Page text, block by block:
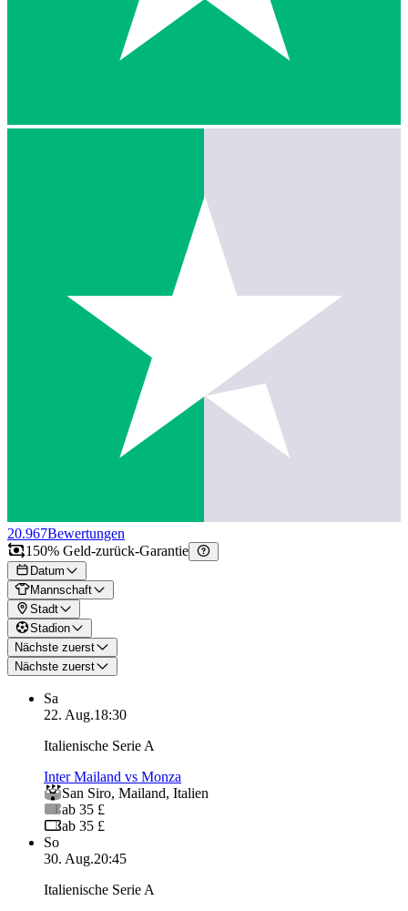
20.967Bewertungen
150% Geld-zurück-Garantie
Datum
Mannschaft
Stadt
Stadion
Nächste zuerst
Nächste zuerst
Sa
22. Aug.18:30
Italienische Serie A
Inter Mailand vs Monza
San Siro, Mailand, Italien
ab 35 £
ab 35 £
So
30. Aug.20:45
Italienische Serie A